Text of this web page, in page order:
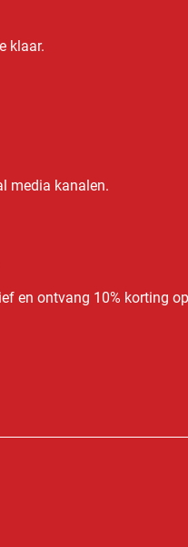
klaar.
media kanalen.
en ontvang 10% korting op